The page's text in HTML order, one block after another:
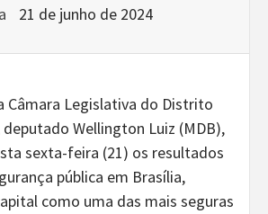
21 de junho de 2024
Câmara Legislativa do Distrito
deputado Wellington Luiz (MDB),
sexta-feira (21) os resultados
pública em Brasília,
como uma das mais seguras